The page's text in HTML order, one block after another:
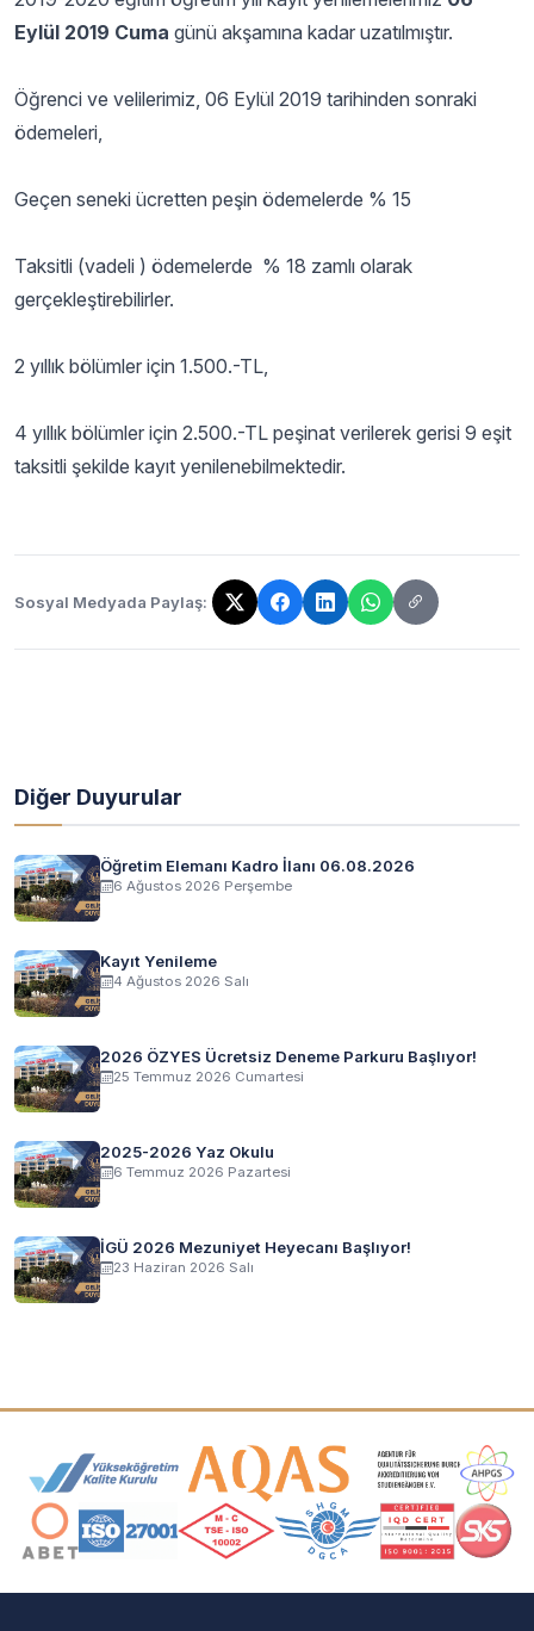
Eylül 2019 Cuma günü akşamına kadar uzatılmıştır.
Öğrenci ve velilerimiz, 06 Eylül 2019 tarihinden sonraki
ödemeleri,
Geçen seneki ücretten peşin ödemelerde % 15
Taksitli (vadeli ) ödemelerde % 18 zamlı olarak
gerçekleştirebilirler.
2 yıllık bölümler için 1.500.-TL,
4 yıllık bölümler için 2.500.-TL peşinat verilerek gerisi 9 eşit
taksitli şekilde kayıt yenilenebilmektedir.
Sosyal Medyada Paylaş:
Bağlantı kopyalandı!
Diğer Duyurular
Öğretim Elemanı Kadro İlanı 06.08.2026
6 Ağustos 2026 Perşembe
Kayıt Yenileme
4 Ağustos 2026 Salı
2026 ÖZYES Ücretsiz Deneme Parkuru Başlıyor!
25 Temmuz 2026 Cumartesi
2025-2026 Yaz Okulu
6 Temmuz 2026 Pazartesi
İGÜ 2026 Mezuniyet Heyecanı Başlıyor!
23 Haziran 2026 Salı
Akreditasyon ve Üyelik Logoları